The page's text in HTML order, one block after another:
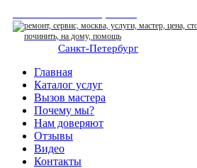
Санкт-Петербург
Главная
Каталог услуг
Вызов мастера
Почему мы?
Нам доверяют
Отзывы
Видео
Контакты